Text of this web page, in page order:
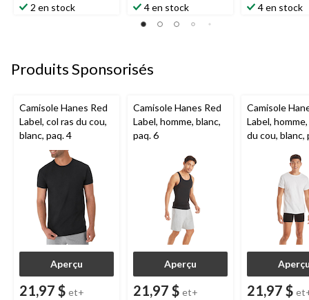
2 en stock 4 en stock 4 en stock
Produits Sponsorisés
Camisole Hanes Red
Label, col ras du cou,
blanc, paq. 4
Aperçu
21,97 $ et+
Camisole Hanes Red
Label, homme, blanc,
paq. 6
Aperçu
21,97 $ et+
Camisole
Label,
du cou, blanc,
21,97 $